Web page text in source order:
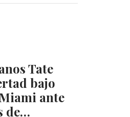
Tate
bajo
ante
de…